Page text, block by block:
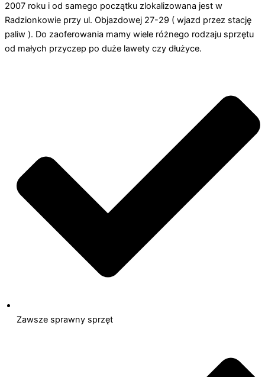
2007 roku i od samego początku zlokalizowana jest w
Radzionkowie przy ul. Objazdowej 27-29 ( wjazd przez stację
paliw ). Do zaoferowania mamy wiele różnego rodzaju sprzętu
od małych przyczep po duże lawety czy dłużyce.
Zawsze sprawny sprzęt